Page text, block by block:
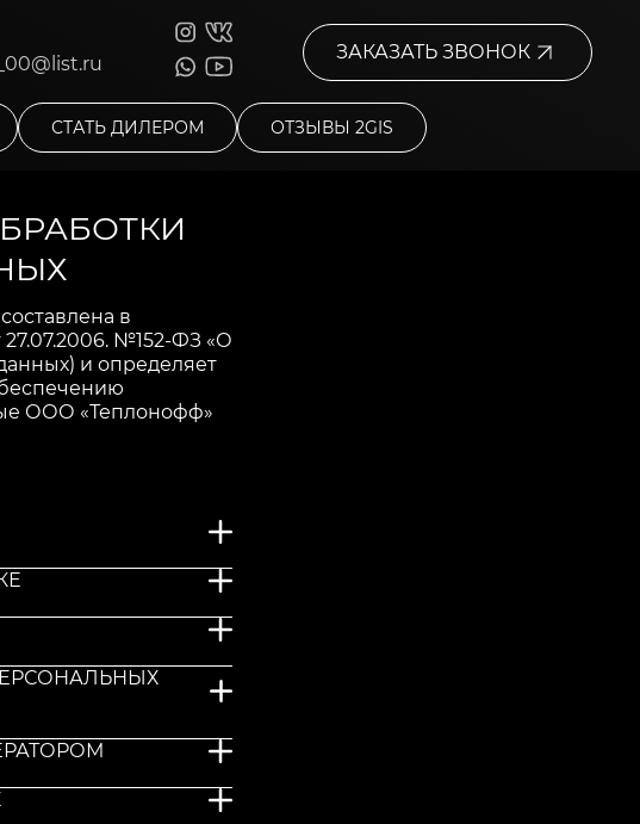
ЗАКАЗАТЬ ЗВОНОК
СТАТЬ ДИЛЕРОМ ОТЗЫВЫ 2GIS
в
№152-ФЗ «О
и определяет
ООО «Теплонофф»